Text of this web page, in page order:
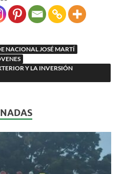
NACIONAL JOSÉ MARTÍ
Y LA INVERSIÓN